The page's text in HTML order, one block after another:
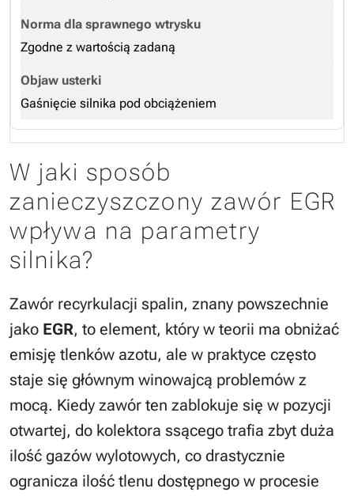
Zgodne z wartością zadaną
Gaśnięcie silnika pod obciążeniem
W jaki sposób
zanieczyszczony zawór EGR
wpływa na parametry
silnika?
Zawór recyrkulacji spalin, znany powszechnie
jako EGR, to element, który w teorii ma obniżać
emisję tlenków azotu, ale w praktyce często
staje się głównym winowajcą problemów z
mocą. Kiedy zawór ten zablokuje się w pozycji
otwartej, do kolektora ssącego trafia zbyt duża
ilość gazów wylotowych, co drastycznie
ogranicza ilość tlenu dostępnego w procesie